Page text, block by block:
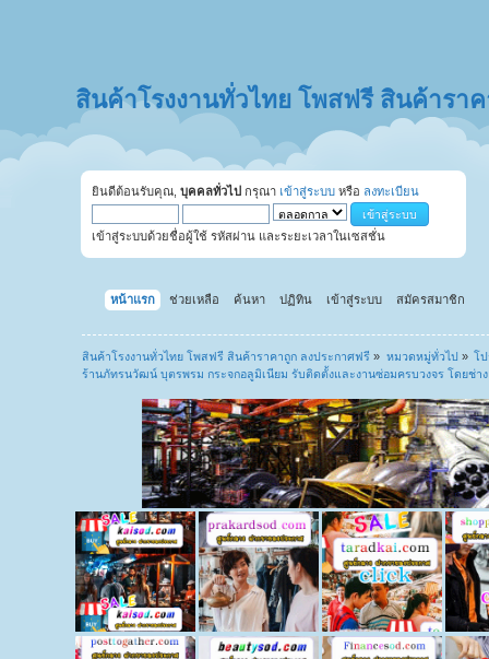
สินค้าโรงงานทั่วไทย โพสฟรี สินค้ารา
ยินดีต้อนรับคุณ, บุคคลทั่วไป กรุณา เข้าสู่ระบบ หรือ ลงทะเบียน
เข้าสู่ระบบด้วยชื่อผู้ใช้ รหัสผ่าน และระยะเวลาในเซสชั่น
หน้าแรก ช่วยเหลือ ค้นหา ปฏิทิน เข้าสู่ระบบ สมัครสมาชิก
สินค้าโรงงานทั่วไทย โพสฟรี สินค้าราคาถูก ลงประกาศฟรี » หมวดหมู่ทั่วไป » โ
ร้านภัทรนวัฒน์ บุตรพรม กระจกอลูมิเนียม รับติดตั้งและงานซ่อมครบวงจร โดยช่า